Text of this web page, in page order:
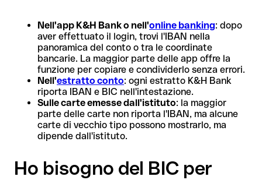
Nell'app K&H Bank o nell'online banking: dopo
aver effettuato il login, trovi l'IBAN nella
panoramica del conto o tra le coordinate
bancarie. La maggior parte delle app offre la
funzione per copiare e condividerlo senza errori.
Nell'estratto conto: ogni estratto K&H Bank
riporta IBAN e BIC nell'intestazione.
Sulle carte emesse dall'istituto: la maggior
parte delle carte non riporta l'IBAN, ma alcune
carte di vecchio tipo possono mostrarlo, ma
dipende dall'istituto.
Ho bisogno del BIC per